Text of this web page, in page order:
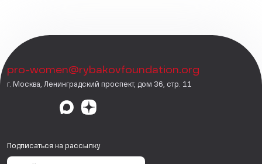
pro-women@rybakovfoundation.org
г. Москва, Ленинградский проспект, дом 36, стр. 11
Подписаться на рассылку